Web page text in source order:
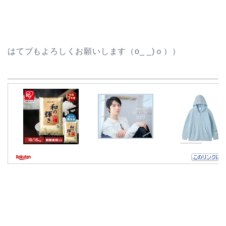
はてブもよろしくお願いします（o_ _)ｏ））